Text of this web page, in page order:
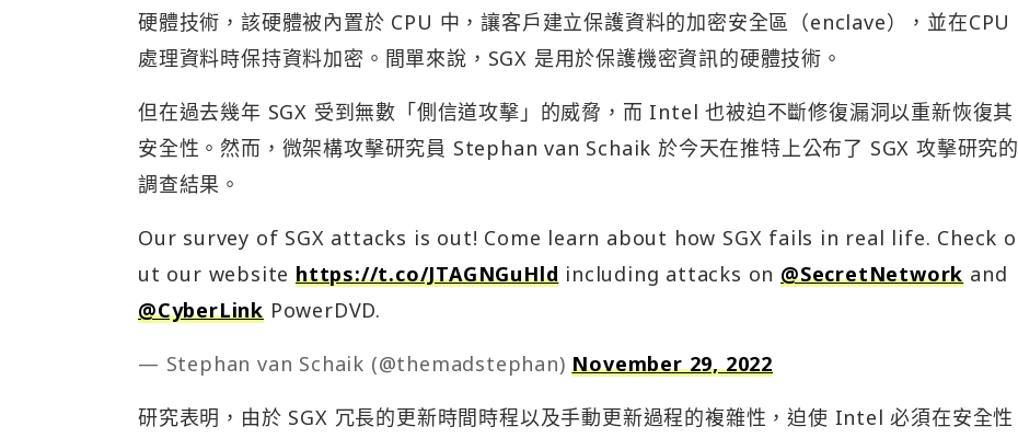
硬體技術，該硬體被內置於 CPU 中，讓客戶建立保護資料的加密安全區（enclave），並在CPU
處理資料時保持資料加密。間單來說，SGX 是用於保護機密資訊的硬體技術。
但在過去幾年 SGX 受到無數「側信道攻擊」的威脅，而 Intel 也被迫不斷修復漏洞以重新恢復其
安全性。然而，微架構攻擊研究員 Stephan van Schaik 於今天在推特上公布了 SGX 攻擊研究的
調查結果。
Our survey of SGX attacks is out! Come learn about how SGX fails in real life. Check o
ut our websitehttps://t.co/JTAGNGuHld including attacks on@SecretNetwork and
@CyberLink PowerDVD.
— Stephan van Schaik (@themadstephan)November 29, 2022
研究表明，由於 SGX 冗長的更新時間時程以及手動更新過程的複雜性，迫使 Intel 必須在安全性